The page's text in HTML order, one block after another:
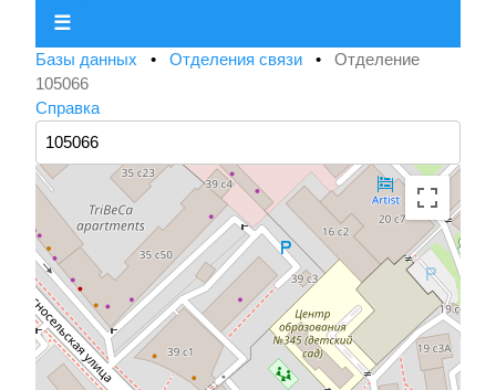
☰
Базы данных • Отделения связи • Отделение
105066
Справка